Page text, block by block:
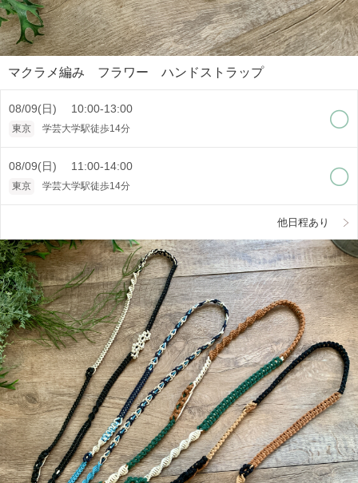
マクラメ編み フラワー ハンドストラップ
08/09(日) 10:00-13:00
東京 学芸大学駅徒歩14分
08/09(日) 11:00-14:00
東京 学芸大学駅徒歩14分
他日程あり